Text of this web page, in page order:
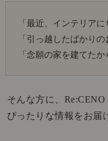
「最近、インテリア
「引っ越したばかり
「念願の家を建てた
そんな方に、
ぴったりな情報をお届